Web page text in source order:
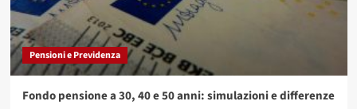
Pensioni e Previdenza
Fondo pensione a 30, 40 e 50 anni: simulazioni e differenze